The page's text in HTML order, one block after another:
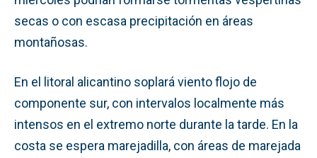
secas o con escasa precipitación en áreas
montañosas.
En el litoral alicantino soplará viento flojo de
componente sur, con intervalos localmente más
intensos en el extremo norte durante la tarde. En la
costa se espera marejadilla, con áreas de marejada